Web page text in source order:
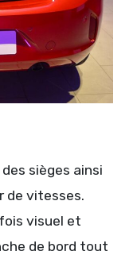
sièges ainsi
de vitesses.
visuel et
de bord tout